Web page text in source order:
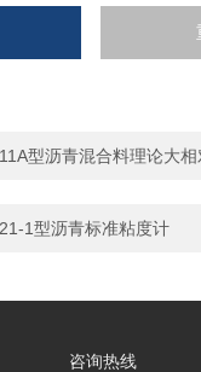
型沥青混合料理论大
1型沥青标准粘度计
咨询热线